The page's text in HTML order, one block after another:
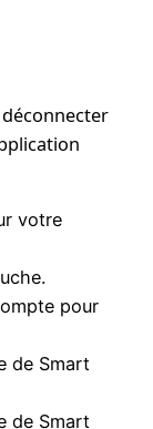
votre
pour